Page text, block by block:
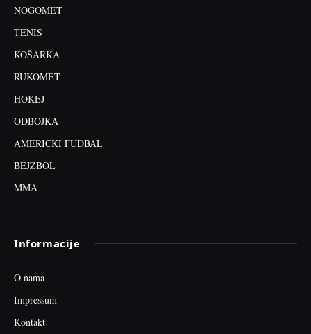
NOGOMET
TENIS
KOŠARKA
RUKOMET
HOKEJ
ODBOJKA
AMERIČKI FUDBAL
BEJZBOL
MMA
Informacije
O nama
Impressum
Kontakt